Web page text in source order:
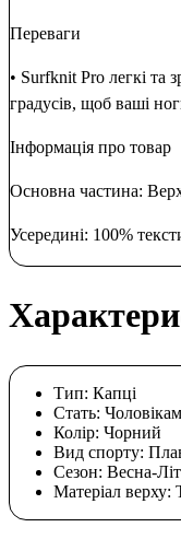
Переваги
• Surfknit Pro легкі та
градусів, щоб ваші
Інформація про товар
Основна частина:
Усередині: 100%
Тип: Капці
Стать: Чоловікам
Колір: Чорний
Вид спорту:
Сезон: Весна-
Матеріал верху: